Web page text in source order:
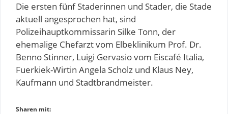
Die ersten fünf Staderinnen und Stader, die Stade
aktuell angesprochen hat, sind
Polizeihauptkommissarin Silke Tonn, der
ehemalige Chefarzt vom Elbeklinikum Prof. Dr.
Benno Stinner, Luigi Gervasio vom Eiscafé Italia,
Fuerkiek-Wirtin Angela Scholz und Klaus Ney,
Kaufmann und Stadtbrandmeister.
Sharen mit: